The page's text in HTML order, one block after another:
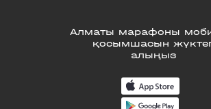
Алматы марафоны
қосымшасын
алыңыз